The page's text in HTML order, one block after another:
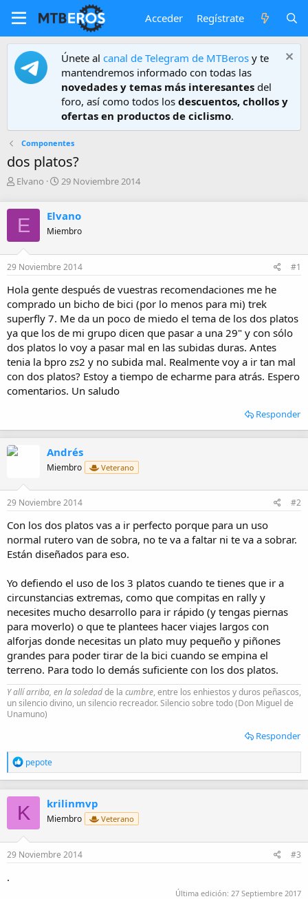
Acceder Regístrate
Únete al canal de Telegram de MTBeros y te
mantendremos informado con todas las
novedades y temas más interesantes del
foro, así como todos los descuentos, chollos y
ofertas en productos de ciclismo.
Componentes
dos platos?
A
o
r
Elvano
F
h
a
e
i
c
i
o
29 Noviembre 2014
E Elvano
Miembro
29 Noviembre 2014 #1
Hola gente después de vuestras recomendaciones me he
comprado un bicho de bici (por lo menos para mi) trek
superfly 7. Me da un poco de miedo el tema de los dos platos
ya que los de mi grupo dicen que pasar a una 29" y con sólo
dos platos lo voy a pasar mal en las subidas duras. Antes
tenia la bpro zs2 y no subida mal. Realmente voy a ir tan mal
con dos platos? Estoy a tiempo de echarme para atrás. Espero
comentarios. Un saludo
Responder
Andrés
Miembro Veterano
29 Noviembre 2014 #2
Con los dos platos vas a ir perfecto porque para un uso
normal rutero van de sobra, no te va a faltar ni te va a sobrar.
Están diseñados para eso.
Yo defiendo el uso de los 3 platos cuando te tienes que ir a
circunstancias extremas, como que compitas en rally y
necesites mucho desarrollo para ir rápido (y tengas piernas
para moverlo) o que te plantees hacer viajes largos con
alforjas donde necesitas un plato muy pequeño y piñones
grandes para poder tirar de la bici cuando se empina el
terreno. Para todo lo demás suficiente con los dos platos.
Y allí arriba, en la soledadde la cumbre, entre los enhiestos y duros peñascos,
un silencio divino, un silencio recreador. Silencio sobre todo (Don Miguel de
Unamuno)
Responder
R
e
a
c
c
i
o
n
s
pepote
K krilinmvp
Miembro Veterano
29 Noviembre 2014 #3
.
Última edición: 27 Septiembre 2017